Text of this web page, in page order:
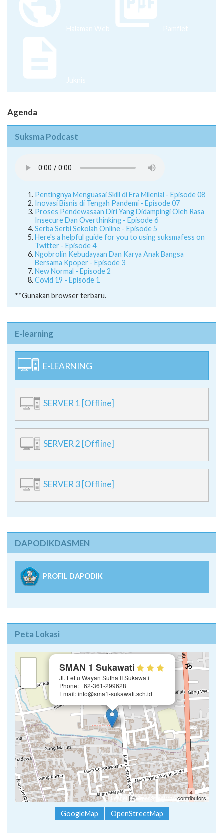
Halaman Web Pamflet
Juknis
Agenda
Suksma Podcast
Pentingnya Menguasai Skill di Era Milenial - Episode 08
Inovasi Bisnis di Tengah Pandemi - Episode 07
Proses Pendewasaan Diri Yang Didampingi Oleh Rasa
Insecure Dan Overthinking - Episode 6
Serba Serbi Sekolah Online - Episode 5
Here's a helpful guide for you to using suksmafess on
Twitter - Episode 4
Ngobrolin Kebudayaan Dan Karya Anak Bangsa
Bersama Kpoper - Episode 3
New Normal - Episode 2
Covid 19 - Episode 1
**Gunakan browser terbaru.
E-learning
E-LEARNING
SERVER 1 [Offline]
SERVER 2 [Offline]
SERVER 3 [Offline]
DAPODIKDASMEN
PROFIL DAPODIK
Peta Lokasi
SMAN 1 Sukawati
Jl. Lettu Wayan Sutha II Sukawati
Phone: +62-361-299628
Email: info@sma1-sukawati.sch.id
+
−
Leaflet | ©OpenStreetMapcontributors
GoogleMap OpenStreetMap